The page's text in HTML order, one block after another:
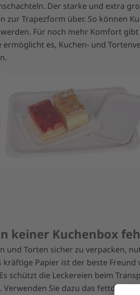
Der starke und extra
zur Trapezform über. So können
Für noch mehr Komfort
ermöglicht es, Kuchen- und
keiner Kuchenbox
und Torten sicher zu verpacken,
kräftige Papier ist der beste
schützt die Leckereien beim
Verwenden Sie dazu das fettdichte